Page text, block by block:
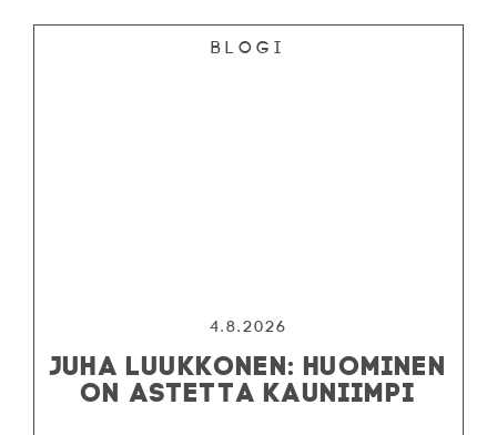
Blogi
4.8.2026
JUHA LUUKKONEN: HUOMINEN
ON ASTETTA KAUNIIMPI